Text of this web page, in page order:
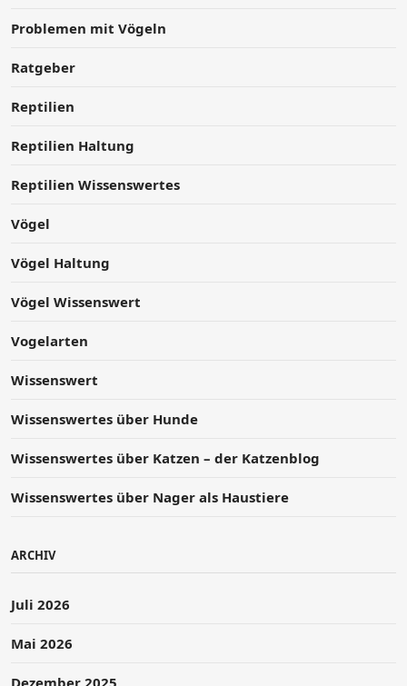
Problemen mit Vögeln
Ratgeber
Reptilien
Reptilien Haltung
Reptilien Wissenswertes
Vögel
Vögel Haltung
Vögel Wissenswert
Vogelarten
Wissenswert
Wissenswertes über Hunde
Wissenswertes über Katzen – der Katzenblog
Wissenswertes über Nager als Haustiere
ARCHIV
Juli 2026
Mai 2026